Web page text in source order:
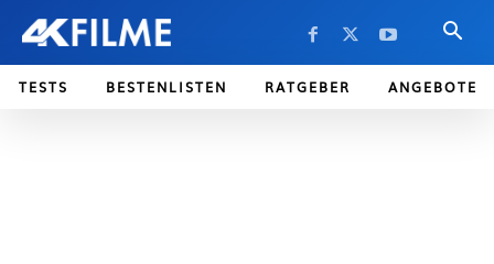
TESTS BESTENLISTEN RATGEBER ANGEBOTE